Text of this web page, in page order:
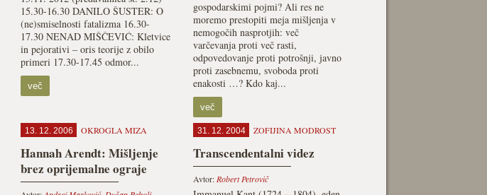
15.30-16.30 DANILO ŠUSTER: O
(ne)smiselnosti fatalizma 16.30-
17.30 NENAD MIŠČEVIĆ: Kletvice
in pejorativi – oris teorije z obilo
primeri 17.30-17.45 odmor...
več
gospodarskimi pojmi? Ali res ne
moremo prestopiti meja mišljenja v
nemogočih nasprotjih: več
varčevanja proti več rasti,
odpovedovanje proti potrošnji, javno
proti zasebnemu, svoboda proti
enakosti …? Kdo kaj...
več
13. 12. 2006 OKROGLA MIZA
Hannah Arendt: Mišljenje
brez oprijemalne ograje
31. 12. 2004 ZOFIJINA MODROST
Transcendentalni videz
Avtor: Robert Petrovič